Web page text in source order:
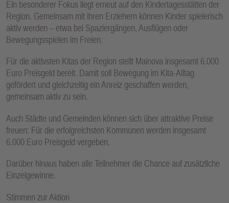
Ein besonderer Fokus liegt erneut auf den Kindertagesstätten der
Region. Gemeinsam mit ihren Erziehern können Kinder spielerisch
aktiv werden – etwa bei Spaziergängen, Ausflügen oder
Bewegungsspielen im Freien.
Für die aktivsten Kitas der Region stellt Mainova insgesamt 6.000
Euro Preisgeld bereit. Damit soll Bewegung im Kita-Alltag
gefördert und gleichzeitig ein Anreiz geschaffen werden,
gemeinsam aktiv zu sein.
Auch Städte und Gemeinden können sich über attraktive Preise
freuen: Für die erfolgreichsten Kommunen werden insgesamt
6.000 Euro Preisgeld vergeben.
Darüber hinaus haben alle Teilnehmer die Chance auf zusätzliche
Einzelgewinne.
Stimmen zur Aktion